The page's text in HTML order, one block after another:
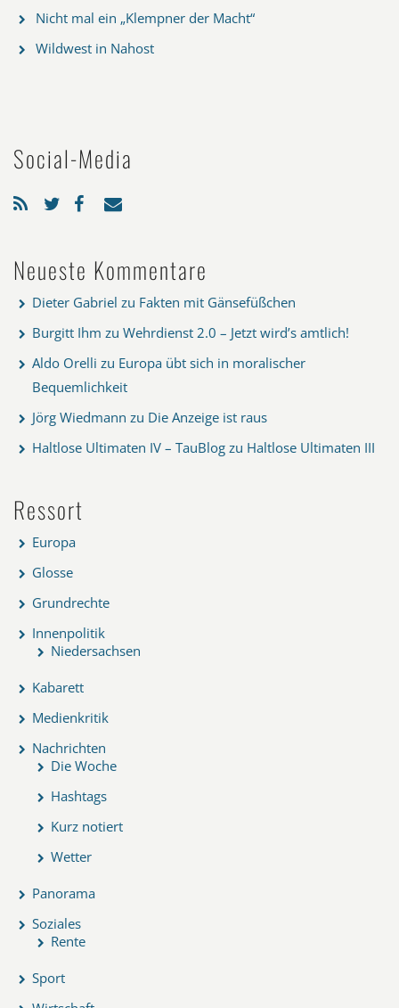
Nicht mal ein „Klempner der Macht“
Wildwest in Nahost
Social-Media
Neueste Kommentare
Dieter Gabriel zu Fakten mit Gänsefüßchen
Burgitt Ihm zu Wehrdienst 2.0 – Jetzt wird’s amtlich!
Aldo Orelli zu Europa übt sich in moralischer
Bequemlichkeit
Jörg Wiedmann zu Die Anzeige ist raus
Haltlose Ultimaten IV – TauBlog zu Haltlose Ultimaten III
Ressort
Europa
Glosse
Grundrechte
Innenpolitik
Niedersachsen
Kabarett
Medienkritik
Nachrichten
Die Woche
Hashtags
Kurz notiert
Wetter
Panorama
Soziales
Rente
Sport